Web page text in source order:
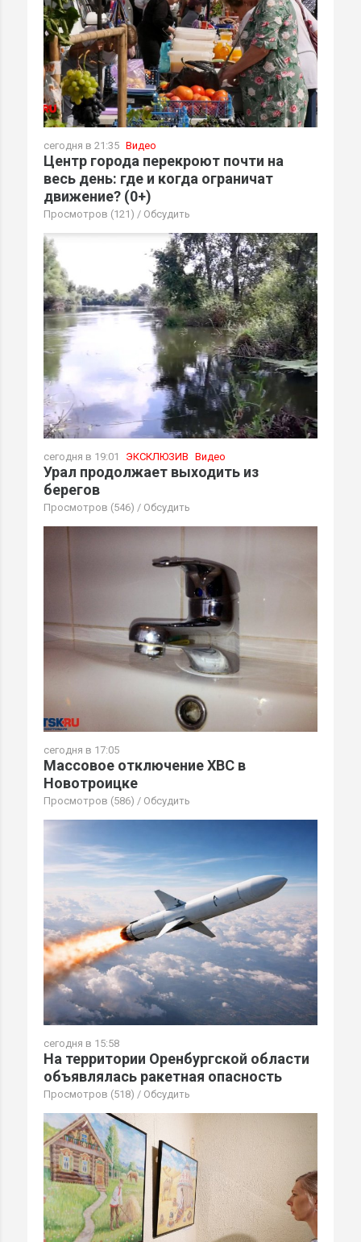
сегодня в 21:35 Видео
Центр города перекроют почти на
весь день: где и когда ограничат
движение? (0+)
Просмотров (121) / Обсудить
сегодня в 19:01 ЭКСКЛЮЗИВ Видео
Урал продолжает выходить из
берегов
Просмотров (546) / Обсудить
сегодня в 17:05
Массовое отключение ХВС в
Новотроицке
Просмотров (586) / Обсудить
сегодня в 15:58
На территории Оренбургской области
объявлялась ракетная опасность
Просмотров (518) / Обсудить